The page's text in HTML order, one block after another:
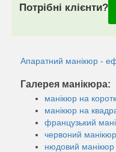
Потрібні клієнти?
Апаратний манікюр -
Галерея манікюра:
манікюр на короткі
манікюр на
французький
червоний манікюр
нюдовий манікюр